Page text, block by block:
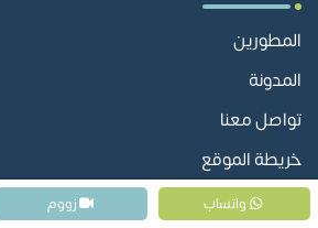
المطورين
المدونة
تواصل معنا
خريطة الموقع
سياسة الخصوصية
واتساب زووم